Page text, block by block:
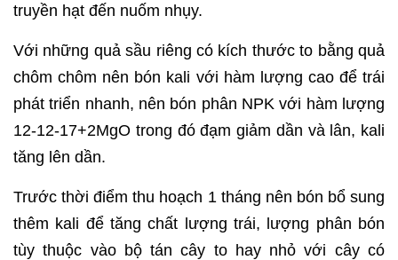
truyền hạt đến nuốm nhụy.
Với những quả sầu riêng có kích thước to bằng quả
chôm chôm nên bón kali với hàm lượng cao để trái
phát triển nhanh, nên bón phân NPK với hàm lượng
12-12-17+2MgO trong đó đạm giảm dần và lân, kali
tăng lên dần.
Trước thời điểm thu hoạch 1 tháng nên bón bổ sung
thêm kali để tăng chất lượng trái, lượng phân bón
tùy thuộc vào bộ tán cây to hay nhỏ với cây có